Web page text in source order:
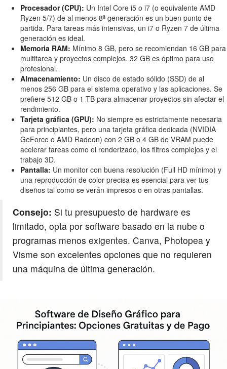
Procesador (CPU): Un Intel Core i5 o i7 (o equivalente AMD
Ryzen 5/7) de al menos 8ª generación es un buen punto de
partida. Para tareas más intensivas, un i7 o Ryzen 7 de última
generación es ideal.
Memoria RAM: Mínimo 8 GB, pero se recomiendan 16 GB para
multitarea y proyectos complejos. 32 GB es óptimo para uso
profesional.
Almacenamiento: Un disco de estado sólido (SSD) de al
menos 256 GB para el sistema operativo y las aplicaciones. Se
prefiere 512 GB o 1 TB para almacenar proyectos sin afectar el
rendimiento.
Tarjeta gráfica (GPU): No siempre es estrictamente necesaria
para principiantes, pero una tarjeta gráfica dedicada (NVIDIA
GeForce o AMD Radeon) con 2 GB o 4 GB de VRAM puede
acelerar tareas como el renderizado, los filtros complejos y el
trabajo 3D.
Pantalla: Un monitor con buena resolución (Full HD mínimo) y
una reproducción de color precisa es esencial para ver tus
diseños tal como se verán impresos o en otras pantallas.
Consejo: Si tu presupuesto de hardware es
limitado, opta por software basado en la nube o
programas menos exigentes. Canva, Photopea y
Visme son excelentes opciones que no requieren
una máquina de última generación.